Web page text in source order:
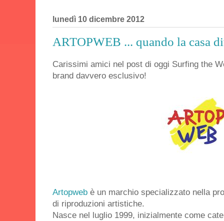
lunedì 10 dicembre 2012
ARTOPWEB ... quando la casa
Carissimi amici nel post di oggi Surfing the
brand davvero esclusivo!
Artopweb è un marchio specializzato nella
di riproduzioni artistiche.
Nasce nel luglio 1999, inizialmente come